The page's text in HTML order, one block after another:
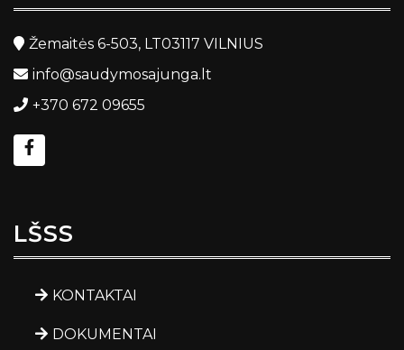
Žemaitės 6-503, LT03117 VILNIUS
info@saudymosajunga.lt
+370 672 09655
LŠSS
KONTAKTAI
DOKUMENTAI